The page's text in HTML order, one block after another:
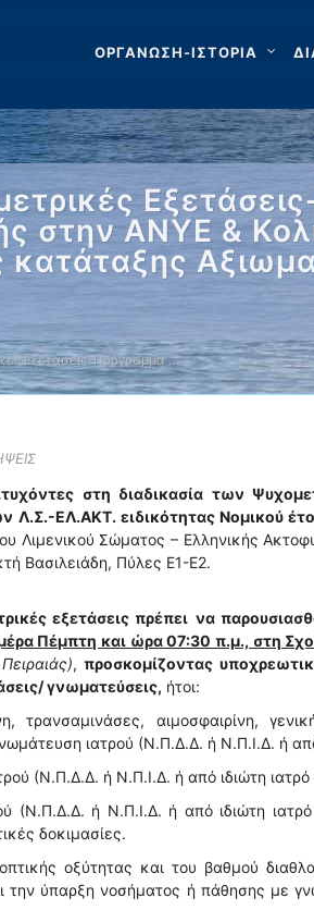
ΟΡΓΑΝΩΣΗ-ΙΣΤΟΡΙΑ
στην ΑΝΥΕ &
κατάταξης
Εξετάσεις-Πρόγραμμα …
στη διαδικασία των
Λ.Σ.-ΕΛ.ΑΚΤ. ειδικότητας Νομικού
Λιμενικού Σώματος – Ελληνικής
Βασιλειάδη, Πύλες Ε1-Ε2.
εξετάσεις πρέπει να
Πέμπτη και ώρα 07:30 π.μ., στη
, προσκομίζοντας
γνωματεύσεις, ήτοι:
τρανσαμινάσες, αιμοσφαιρίνη,
ιατρού (Ν.Π.Δ.Δ. ή Ν.Π.Ι.Δ. ή
(Ν.Π.Δ.Δ. ή Ν.Π.Ι.Δ. ή από ιδιώτη
(Ν.Π.Δ.Δ. ή Ν.Π.Ι.Δ. ή από ιδιώτη
δοκιμασίες.
οξύτητας και του βαθμού
ύπαρξη νοσήματος ή πάθησης με